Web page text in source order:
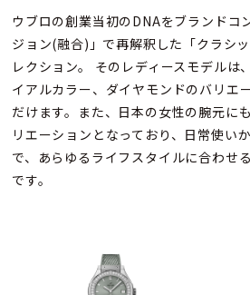
ウブロの創業当初のDNAをブランドコ
ジョン(融合)」で再解釈した「クラシ
レクション。 そのレディースモデルは
イアルカラー、ダイヤモンドのバリエ
だけます。また、日本の女性の腕元に
リエーションとなっており、日常使い
で、あらゆるライフスタイルに合わせ
です。